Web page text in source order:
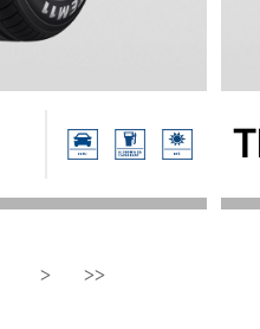
> >>